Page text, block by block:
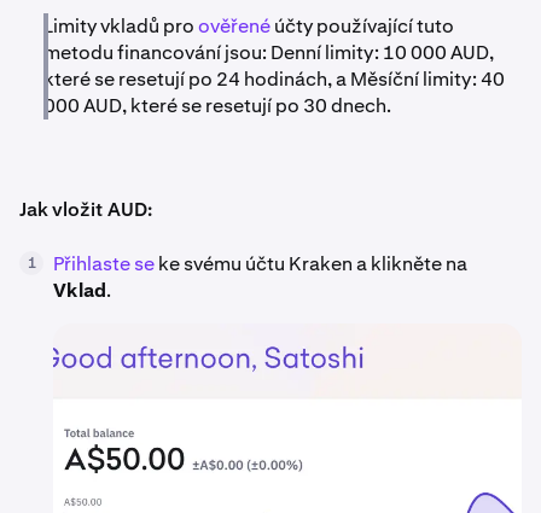
Limity vkladů proověřenéúčty používající tuto
metodu financování jsou: Denní limity: 10 000 AUD,
které se resetují po 24 hodinách, a Měsíční limity: 40
000 AUD, které se resetují po 30 dnech.
Jak vložit AUD:
1 Přihlaste seke svému účtu Kraken a klikněte na
Vklad.